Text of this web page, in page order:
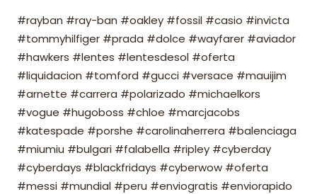
#rayban #ray-ban #oakley #fossil #casio #invicta
#tommyhilfiger #prada #dolce #wayfarer #aviador
#hawkers #lentes #lentesdesol #oferta
#liquidacion #tomford #gucci #versace #mauijim
#arnette #carrera #polarizado #michaelkors
#vogue #hugoboss #chloe #marcjacobs
#katespade #porshe #carolinaherrera #balenciaga
#miumiu #bulgari #falabella #ripley #cyberday
#cyberdays #blackfridays #cyberwow #oferta
#messi #mundial #peru #enviogratis #enviorapido